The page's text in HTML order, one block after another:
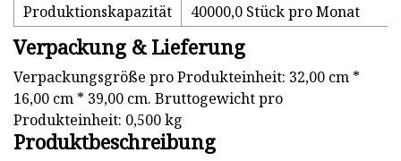
Produktionskapazität
40000,0 Stück pro Monat
Verpackung & Lieferung
Verpackungsgröße pro Produkteinheit: 32,00 cm *
16,00 cm * 39,00 cm. Bruttogewicht pro
Produkteinheit: 0,500 kg
Produktbeschreibung